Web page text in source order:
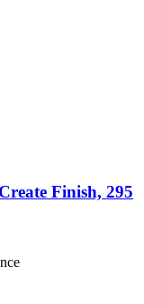
Finish, 295